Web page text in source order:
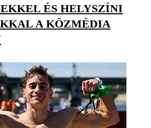
ÉS HELYSZÍNI
A KÖZMÉDIA